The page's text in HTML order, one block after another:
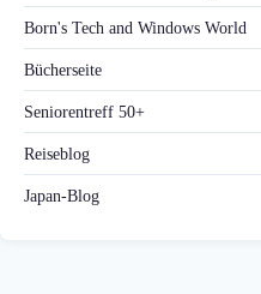
Born's Tech and Windows World
Bücherseite
Seniorentreff 50+
Reiseblog
Japan-Blog